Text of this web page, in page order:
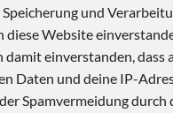
und
diese Website
damit einverstanden, dass
Daten und deine IP-
Spamvermeidung durch